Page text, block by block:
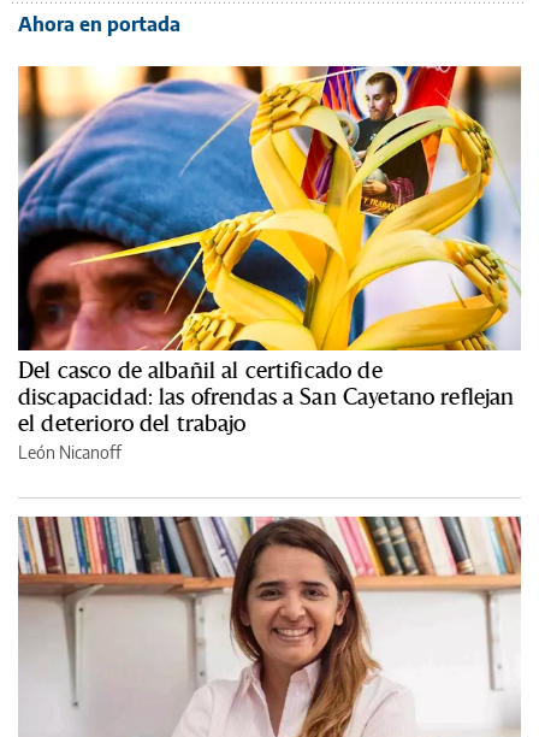
Ahora en portada
Del casco de albañil al certificado de
discapacidad: las ofrendas a San Cayetano reflejan
el deterioro del trabajo
León Nicanoff